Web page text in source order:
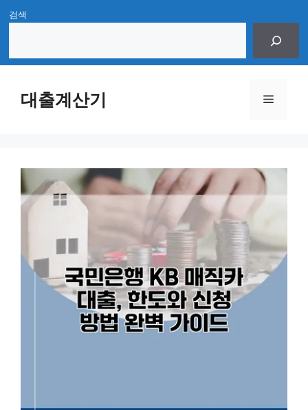
Skip
content
검색
대출계산기 Menu